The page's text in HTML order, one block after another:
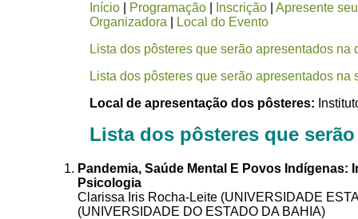
Início| Programação| Inscrição| Apresente
Organizadora
Local do Evento
Lista dos pôsteres que serão apresentados
Lista dos pôsteres que serão apresentados
Local de apresentação dos pôsteres:
Lista dos pôsteres que
Pandemia, Saúde Mental E Povos
Psicologia
Clarissa Iris Rocha-Leite (UNIVERSIDADE
(UNIVERSIDADE DO ESTADO DA BAHIA)